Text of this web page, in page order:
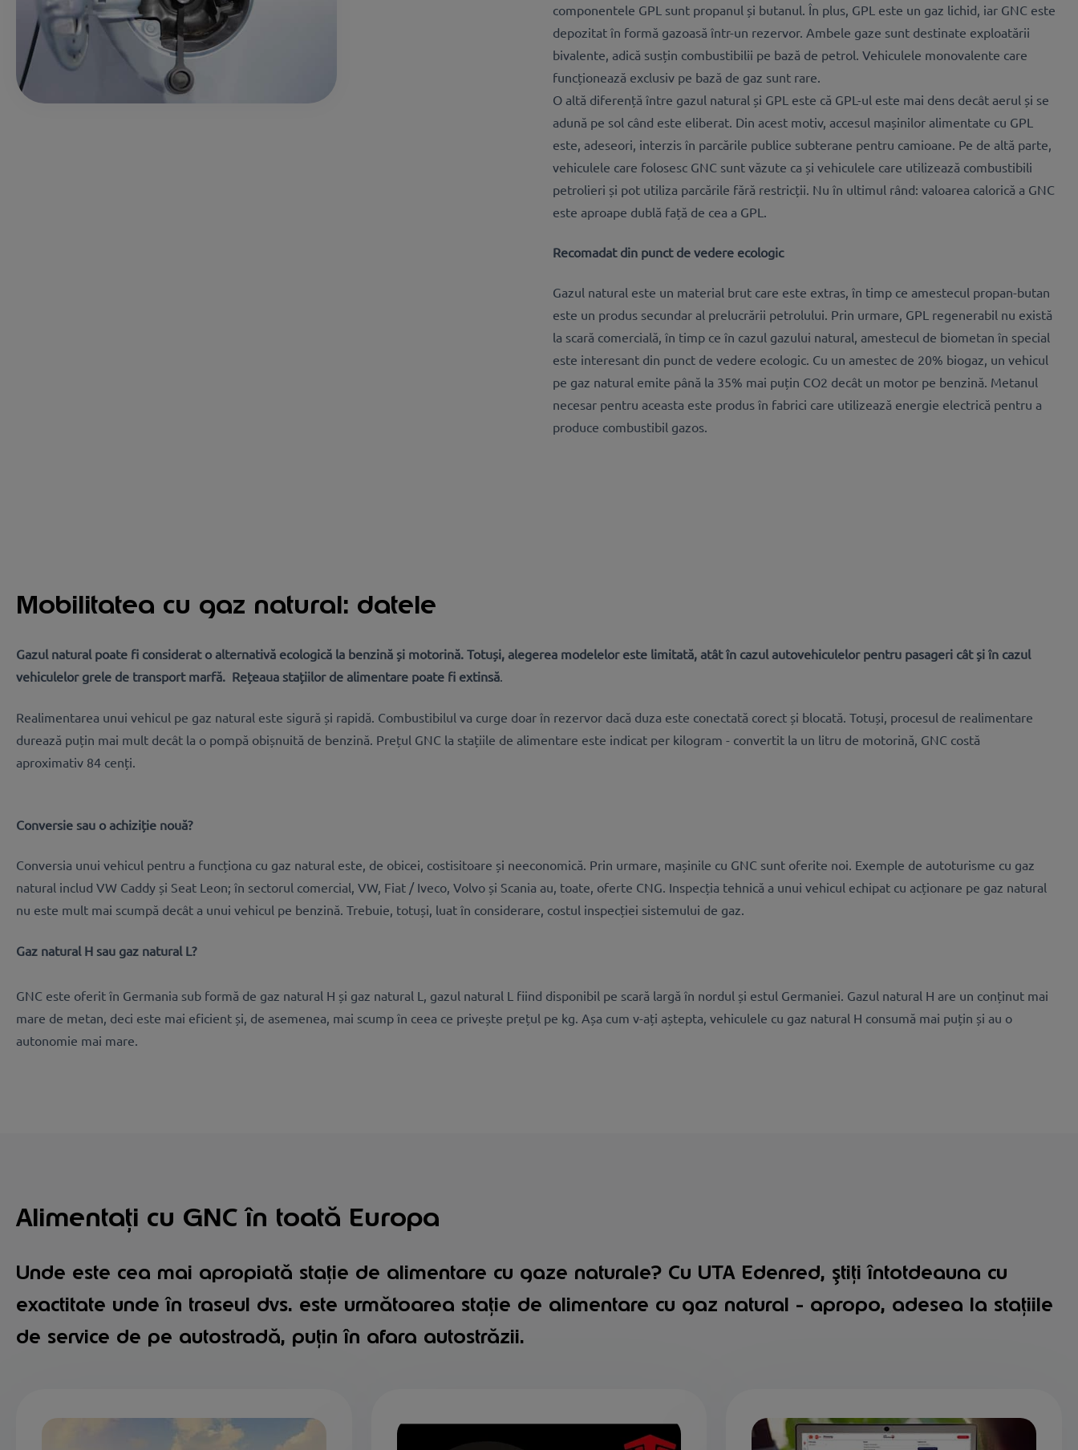
componentele GPL sunt propanul și butanul. În plus, GPL este un gaz lichid, iar GNC este
depozitat în formă gazoasă într-un rezervor. Ambele gaze sunt destinate exploatării
bivalente, adică susțin combustibilii pe bază de petrol. Vehiculele monovalente care
funcționează exclusiv pe bază de gaz sunt rare.
O altă diferență între gazul natural și GPL este că GPL-ul este mai dens decât aerul și se
adună pe sol când este eliberat. Din acest motiv, accesul mașinilor alimentate cu GPL
este, adeseori, interzis în parcările publice subterane pentru camioane. Pe de altă parte,
vehiculele care folosesc GNC sunt văzute ca și vehiculele care utilizează combustibili
petrolieri și pot utiliza parcările fără restricții. Nu în ultimul rând: valoarea calorică a GNC
este aproape dublă față de cea a GPL.
Recomadat din punct de vedere ecologic
Gazul natural este un material brut care este extras, în timp ce amestecul propan-butan
este un produs secundar al prelucrării petrolului. Prin urmare, GPL regenerabil nu există
la scară comercială, în timp ce în cazul gazului natural, amestecul de biometan în special
este interesant din punct de vedere ecologic. Cu un amestec de 20% biogaz, un vehicul
pe gaz natural emite până la 35% mai puțin CO2 decât un motor pe benzină. Metanul
necesar pentru aceasta este produs în fabrici care utilizează energie electrică pentru a
produce combustibil gazos.
Mobilitatea cu gaz natural: datele
Gazul natural poate fi considerat o alternativă ecologică la benzină și motorină. Totuși, alegerea modelelor este limitată, atât în cazul autovehiculelor pentru pasageri cât și în cazul
vehiculelor grele de transport marfă. Rețeaua stațiilor de alimentare poate fi extinsă.
Realimentarea unui vehicul pe gaz natural este sigură și rapidă. Combustibilul va curge doar în rezervor dacă duza este conectată corect și blocată. Totuși, procesul de realimentare
durează puțin mai mult decât la o pompă obișnuită de benzină. Prețul GNC la stațiile de alimentare este indicat per kilogram - convertit la un litru de motorină, GNC costă
aproximativ 84 cenți.
Conversie sau o achiziție nouă?
Conversia unui vehicul pentru a funcționa cu gaz natural este, de obicei, costisitoare și neeconomică. Prin urmare, mașinile cu GNC sunt oferite noi. Exemple de autoturisme cu gaz
natural includ VW Caddy și Seat Leon; în sectorul comercial, VW, Fiat / Iveco, Volvo și Scania au, toate, oferte CNG. Inspecția tehnică a unui vehicul echipat cu acționare pe gaz natural
nu este mult mai scumpă decât a unui vehicul pe benzină. Trebuie, totuși, luat în considerare, costul inspecției sistemului de gaz.
Gaz natural H sau gaz natural L?
GNC este oferit în Germania sub formă de gaz natural H și gaz natural L, gazul natural L fiind disponibil pe scară largă în nordul și estul Germaniei. Gazul natural H are un conținut mai
mare de metan, deci este mai eficient și, de asemenea, mai scump în ceea ce privește prețul pe kg. Așa cum v-ați aștepta, vehiculele cu gaz natural H consumă mai puțin și au o
autonomie mai mare.
Alimentați cu GNC în toată Europa
Unde este cea mai apropiată stație de alimentare cu gaze naturale? Cu UTA Edenred, știți întotdeauna cu
exactitate unde în traseul dvs. este următoarea stație de alimentare cu gaz natural - apropo, adesea la stațiile
de service de pe autostradă, puțin în afara autostrăzii.